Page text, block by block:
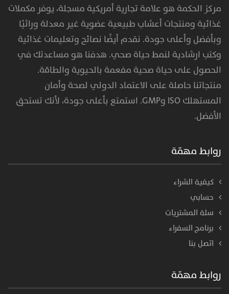
مركز الحكمة هو علامة تجارية أمريكية مسجلة، يوفر مكملات
غذائية ومنتجات أعشاب طبيعية عضوية غير معدلة وراثيًا
وبأفضل وأعلى جودة. نقدم أيضًا نصائح وتعليمات غذائية
وكتب ارشادية لنمط حياة صحي. هدفنا هو مساعدتك في
الحصول على حياة صحية مفعمة بالحيوية والطاقة.
منتجاتنا حاصلة على الاعتماد الدولي لصحة وأمان
المستهلك ISO وGMP. استمتع بأعلى جودة، لأنك تستحق
الأفضل.
روابط مهمّة
كيفية الشراء
حسابي
سلة المشتريات
برنامج السفراء
اتصل بنا
روابط مهمّة